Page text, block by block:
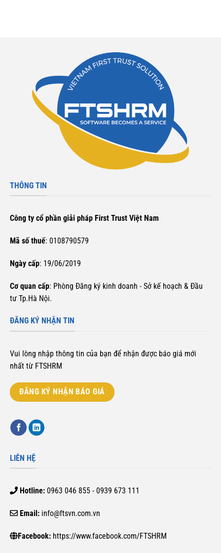
THÔNG TIN
Công ty cổ phần giải pháp First Trust Việt Nam
Mã số thuế: 0108790579
Ngày cấp: 19/06/2019
Cơ quan cấp: Phòng Đăng ký kinh doanh - Sở kế hoạch & Đầu
tư Tp.Hà Nội.
ĐĂNG KÝ NHẬN TIN
Vui lòng nhập thông tin của bạn để nhận được báo giá mới
nhất từ FTSHRM
ĐĂNG KÝ NHẬN BÁO GIÁ
LIÊN HỆ
Hotline:0963 046 855 - 0939 673 111
Email: info@ftsvn.com.vn
Facebook: https://www.facebook.com/FTSHRM